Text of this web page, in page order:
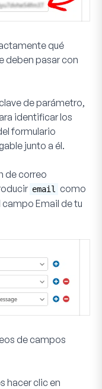
qué
deben pasar con
de parámetro,
identificar los
formulario
junto a él.
de correo
email como
Email de tu
de campos
hacer clic en